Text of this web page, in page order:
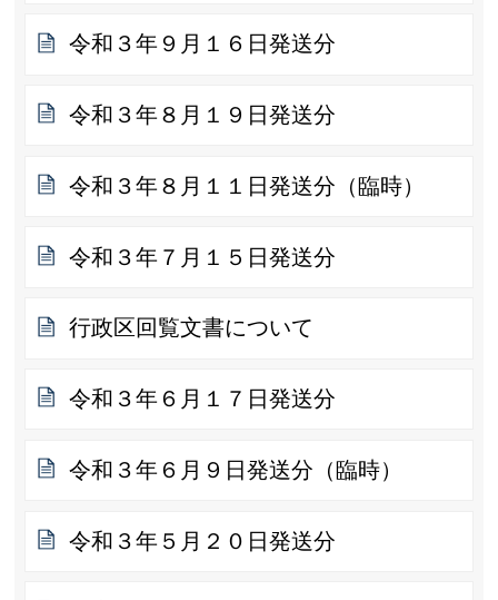
令和３年９月１６日発送分
令和３年８月１９日発送分
令和３年８月１１日発送分（臨時）
令和３年７月１５日発送分
行政区回覧文書について
令和３年６月１７日発送分
令和３年６月９日発送分（臨時）
令和３年５月２０日発送分